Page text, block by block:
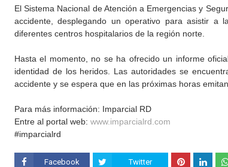
El Sistema Nacional de Atención a Emergencias y
accidente, desplegando un operativo para asistir a
diferentes centros hospitalarios de la región norte.
Hasta el momento, no se ha ofrecido un informe
identidad de los heridos. Las autoridades se
accidente y se espera que en las próximas horas
Para más información: Imparcial RD
Entre al portal web: www.imparcialrd.com
#imparcialrd
Facebook Twitter